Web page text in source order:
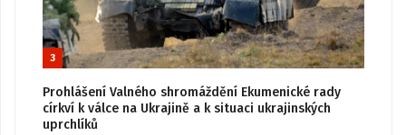
3
Prohlášení Valného shromáždění Ekumenické rady
církví k válce na Ukrajině a k situaci ukrajinských
uprchlíků